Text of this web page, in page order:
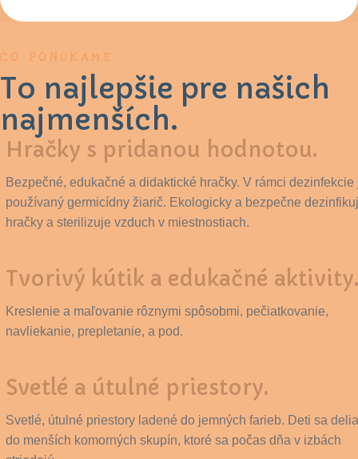
ČO PONÚKAME
To najlepšie pre našich
najmenších.
Hračky s pridanou hodnotou.
Bezpečné, edukačné a didaktické hračky. V rámci dezinfekcie
používaný germicídny žiarič. Ekologicky a bezpečne
hračky a sterilizuje vzduch v miestnostiach.
Tvorivý kútik a edukačné aktivity.
Kreslenie a maľovanie rôznymi spôsobmi, pečiatkovanie,
navliekanie, prepletanie, a pod.
Svetlé a útulné priestory.
Svetlé, útulné priestory ladené do jemných farieb. Deti sa delia
do menších komorných skupín, ktoré sa počas dňa v izbách